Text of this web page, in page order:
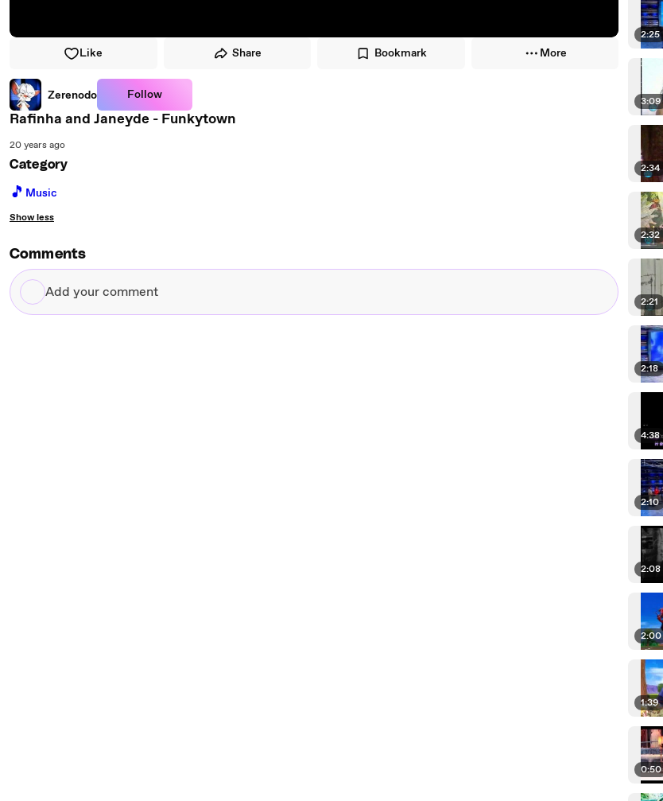
Like Share Bookmark More
Zerenodo Follow
Rafinha and Janeyde - Funkytown
20 years ago
Category
🎵 Music
Show less
Comments
Add
your
2:25
3:09
2:34
2:32
2:21
2:18
4:38
2:10
2:08
2:00
1:39
0:50